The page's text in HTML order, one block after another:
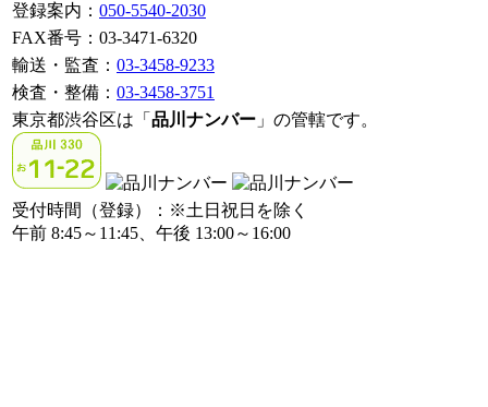
登録案内 ： 050-5540-2030
FAX番号：03-3471-6320
輸送・監査： 03-3458-9233
検査・整備： 03-3458-3751
東京都渋谷区は「 品川ナンバー 」の管轄です。
受付時間（登録）：※土日祝日を除く
午前 8:45～11:45、午後 13:00～16:00